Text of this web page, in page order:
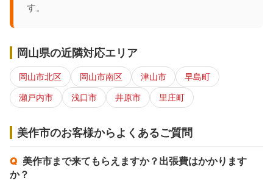
す。
岡山県の近隣対応エリア
岡山市北区 岡山市南区 津山市
早島町
瀬戸内市
浅口市 井原市 里庄町
美作市のお客様からよくあるご質問
美作市まで来てもらえますか？出張費はかかります
か？